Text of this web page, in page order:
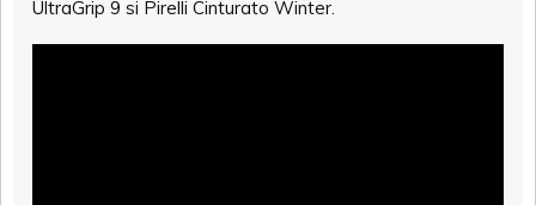
UltraGrip 9 si Pirelli Cinturato Winter.